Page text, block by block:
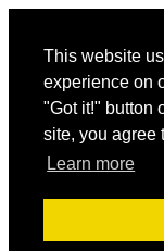
This website
experience on
"Got it!" button
site, you agree
Learn more
Exención de
estimación y sólo para su
de ida y / o